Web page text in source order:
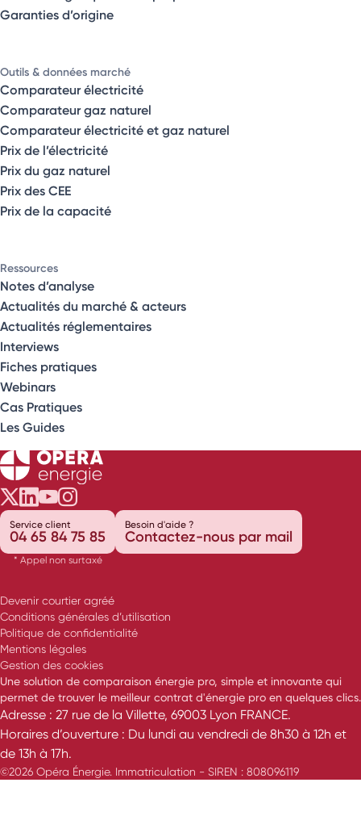
Garanties d’origine
Outils & données marché
Comparateur électricité
Comparateur gaz naturel
Comparateur électricité et gaz naturel
Prix de l’électricité
Prix du gaz naturel
Prix des CEE
Prix de la capacité
Ressources
Notes d’analyse
Actualités du marché & acteurs
Actualités réglementaires
Interviews
Fiches pratiques
Webinars
Cas Pratiques
Les Guides
Opéra Énergie sur Twitter
Opéra Énergie sur LinkedIn
Opéra Énergie sur Youtube
Opéra Énergie sur Instagram
Service client
04 65 84 75 85
* Appel non surtaxé
Besoin d'aide ?
Contactez-nous par mail
Devenir courtier agréé
Conditions générales d’utilisation
Politique de confidentialité
Mentions légales
Gestion des cookies
Une solution de comparaison énergie pro, simple et innovante qui
permet de trouver le meilleur contrat d'énergie pro en quelques clics.
Adresse : 27 rue de la Villette, 69003 Lyon FRANCE.
Horaires d’ouverture : Du lundi au vendredi de 8h30 à 12h et
de 13h à 17h.
©2026 Opéra Énergie. Immatriculation - SIREN : 808096119